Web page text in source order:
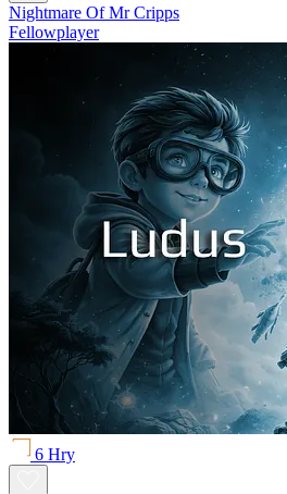
Nightmare Of Mr Cripps
Fellowplayer
6 Hry